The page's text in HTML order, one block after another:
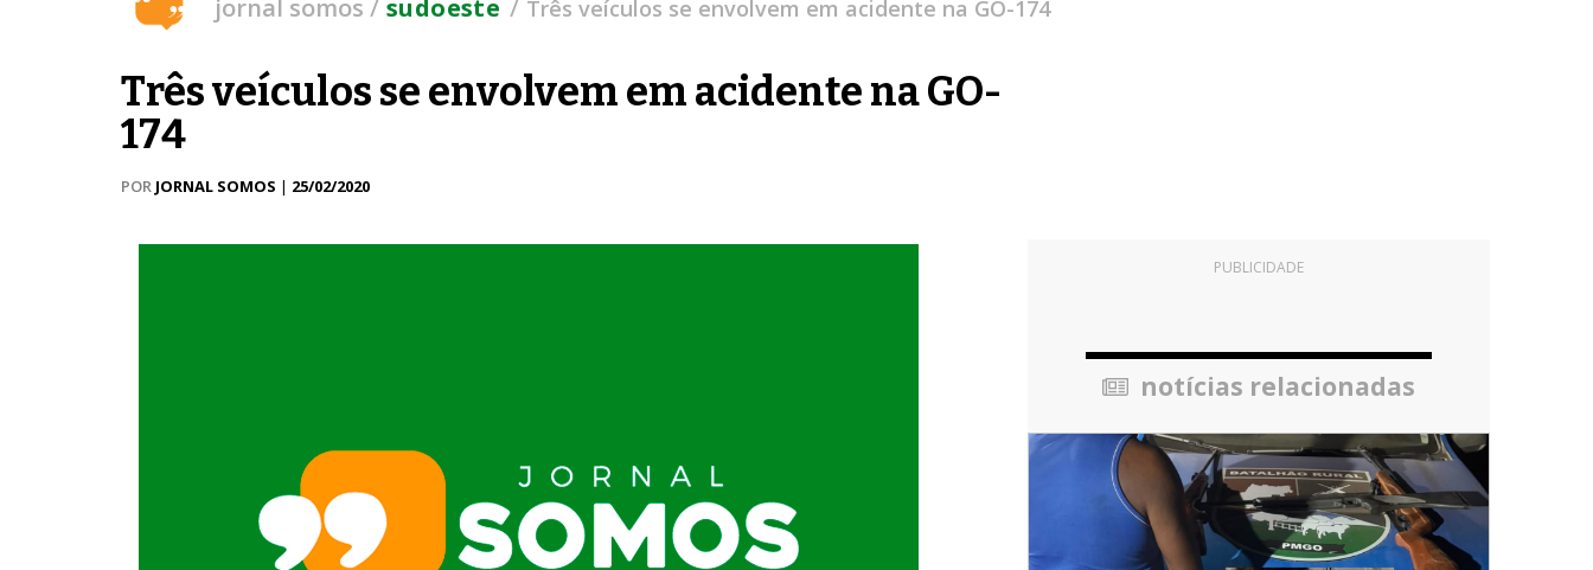
jornal somos sudoeste Três veículos se envolvem em acidente na GO-174
Três veículos se envolvem em acidente na GO-
174
POR JORNAL SOMOS | 25/02/2020
PUBLICIDADE
notícias relacionadas